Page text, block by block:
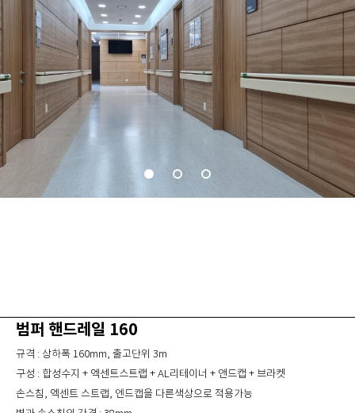
범퍼 핸드레일 160
규격 : 상하폭 160mm, 출고단위 3m
구성 : 합성수지 + 엑센트스트랩 + AL리테이너 + 앤드캡 + 브라켓
손스침, 엑센트 스트랩, 엔드캡을 다른색상으로 적용가능